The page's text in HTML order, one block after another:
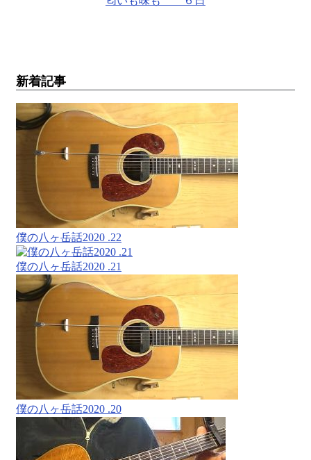
新着記事
僕の八ヶ岳話2020 .22
僕の八ヶ岳話2020 .21
僕の八ヶ岳話2020 .20